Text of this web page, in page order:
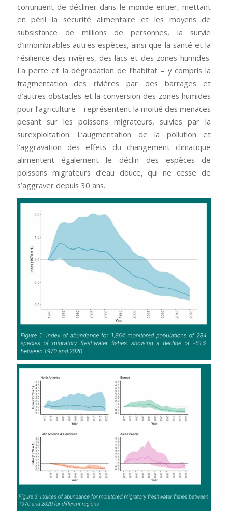
continuent de décliner dans le monde entier, mettant
en péril la sécurité alimentaire et les moyens de
subsistance de millions de personnes, la survie
d’innombrables autres espèces, ainsi que la santé et la
résilience des rivières, des lacs et des zones humides.
La perte et la dégradation de l’habitat – y compris la
fragmentation des rivières par des barrages et
d’autres obstacles et la conversion des zones humides
pour l’agriculture – représentent la moitié des menaces
pesant sur les poissons migrateurs, suivies par la
surexploitation. L’augmentation de la pollution et
l’aggravation des effets du changement climatique
alimentent également le déclin des espèces de
poissons migrateurs d’eau douce, qui ne cesse de
s’aggraver depuis 30 ans.